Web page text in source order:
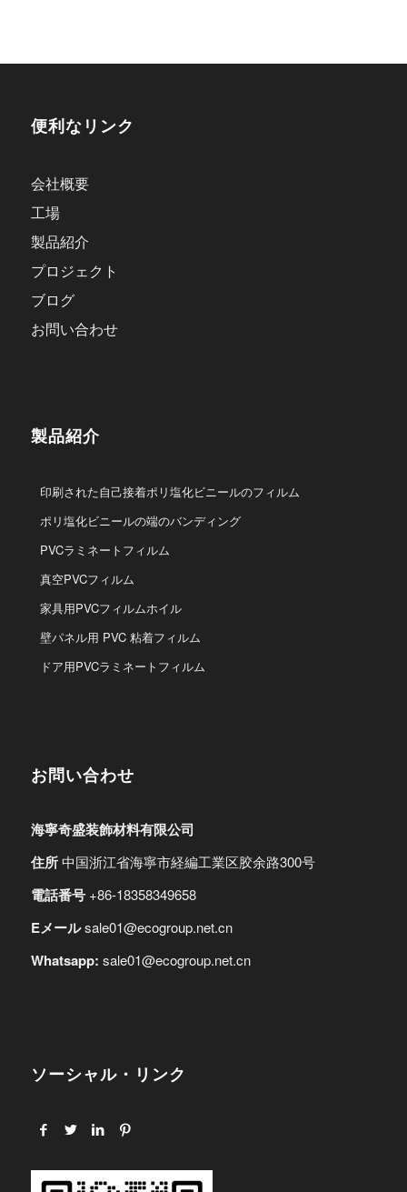
便利なリンク
会社概要
工場
製品紹介
プロジェクト
ブログ
お問い合わせ
製品紹介
印刷された自己接着ポリ塩化ビニールのフィルム
ポリ塩化ビニールの端のバンディング
PVCラミネートフィルム
真空PVCフィルム
家具用PVCフィルムホイル
壁パネル用 PVC 粘着フィルム
ドア用PVCラミネートフィルム
お問い合わせ
海寧奇盛装飾材料有限公司
住所中国浙江省海寧市経編工業区胶余路300号
電話番号+86-18358349658
Eメール sale01@ecogroup.net.cn
Whatsapp: sale01@ecogroup.net.cn
ソーシャル・リンク